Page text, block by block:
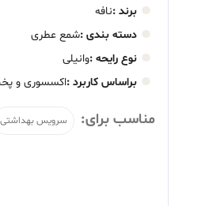
برند :نافه
دسته بندی :شمع عطری
نوع رایحه :وانیلی
براساس کاربرد :اکسسوری و
مناسب برای: سرویس بهداشتی